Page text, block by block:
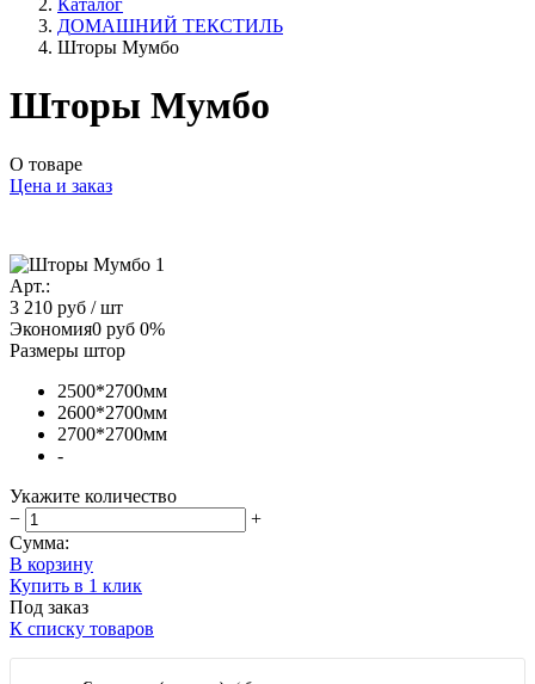
Каталог
ДОМАШНИЙ ТЕКСТИЛЬ
Шторы Мумбо
Шторы Мумбо
О товаре
Цена и заказ
Арт.:
3 210 руб / шт
Экономия0 руб 0%
Размеры штор
2500*2700мм
2600*2700мм
2700*2700мм
-
Укажите количество
−
+
Сумма:
В корзину
Купить в 1 клик
Под заказ
К списку товаров